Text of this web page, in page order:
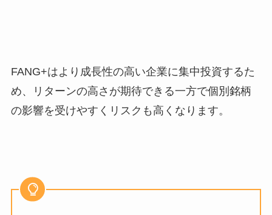
FANG+はより成長性の高い企業に集中投資するた
め、リターンの高さが期待できる一方で個別銘柄
の影響を受けやすくリスクも高くなります。